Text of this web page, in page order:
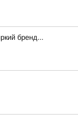
бренд...